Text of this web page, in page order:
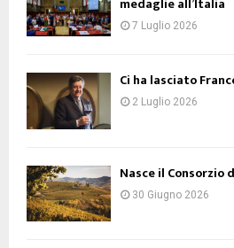
medaglie all’Italia
7 Luglio 2026
Ci ha lasciato
2 Luglio 2026
Nasce il Consorzio
30 Giugno 2026